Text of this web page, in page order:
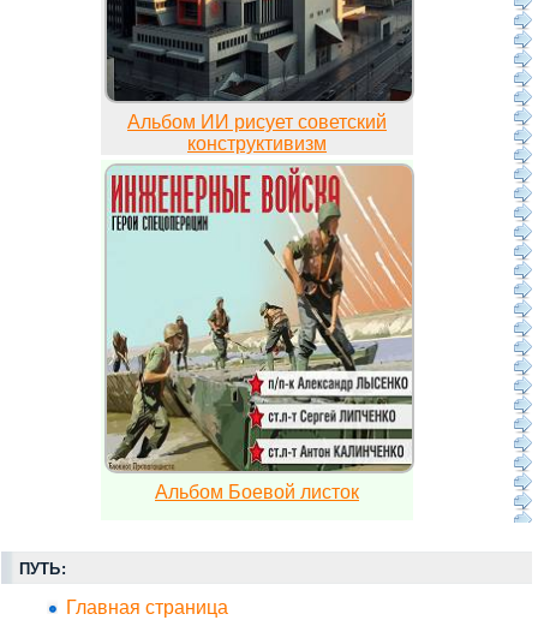
Альбом ИИ рисует советский
конструктивизм
Альбом Боевой листок
ПУТЬ:
Главная страница